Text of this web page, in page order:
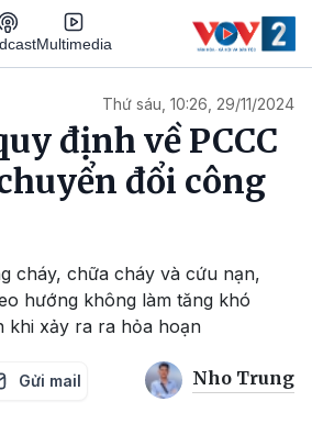
Multimedia
Thứ sáu, 10:26, 29/11/2024
định về PCCC
đổi công
cháy, chữa cháy và cứu nạn,
hướng không làm tăng khó
khi xảy ra ra hỏa hoạn
Gửi mail Nho Trung